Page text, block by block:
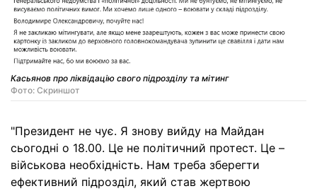
Касьянов про ліквідацію свого підрозділу та мітинг
Фото: Скриншот
"Президент не чує. Я знову вийду на Майдан
сьогодні о 18.00. Це не політичний протест. Це –
військова необхідність. Нам треба зберегти
ефективний підрозділ, який став жертвою